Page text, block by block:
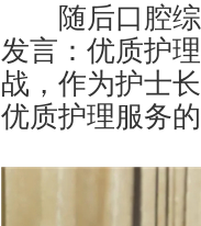
随后口腔综
发言：优质护
战，作为护士
优质护理服务的